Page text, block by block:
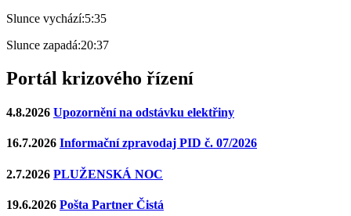
Slunce vychází:5:35
Slunce zapadá:20:37
Portál krizového řízení
4.8.2026 Upozornění na odstávku elektřiny
16.7.2026 Informační zpravodaj PID č. 07/2026
2.7.2026 PLUŽENSKÁ NOC
19.6.2026 Pošta Partner Čistá